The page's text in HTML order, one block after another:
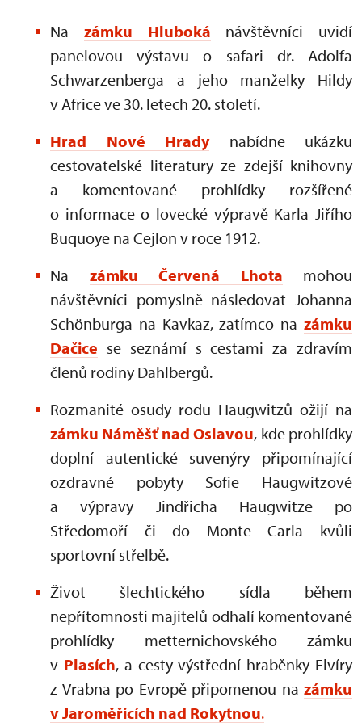
Na zámku Hluboká návštěvníci uvidí
panelovou výstavu o safari dr. Adolfa
Schwarzenberga a jeho manželky Hildy
v Africe ve 30. letech 20. století.
Hrad Nové Hradynabídne ukázku
cestovatelské literatury ze zdejší knihovny
a komentované prohlídky rozšířené
o informace o lovecké výpravě Karla Jiřího
Buquoye na Cejlon v roce 1912.
Na zámku Červená Lhota mohou
návštěvníci pomyslně následovat Johanna
Schönburga na Kavkaz, zatímco na zámku
Dačice se seznámí s cestami za zdravím
členů rodiny Dahlbergů.
Rozmanité osudy rodu Haugwitzů ožijí na
zámku Náměšť nad Oslavou, kde prohlídky
doplní autentické suvenýry připomínající
ozdravné pobyty Sofie Haugwitzové
a výpravy Jindřicha Haugwitze po
Středomoří či do Monte Carla kvůli
sportovní střelbě.
Život šlechtického sídla během
nepřítomnosti majitelů odhalí komentované
prohlídky metternichovského zámku
v Plasích, a cesty výstřední hraběnky Elvíry
z Vrabna po Evropě připomenou na zámku
v Jaroměřicích nad Rokytnou.